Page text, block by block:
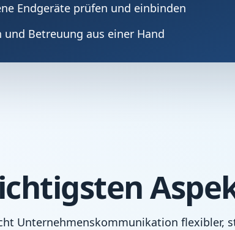
Endgeräte prüfen und einbinden
Betreuung aus einer Hand
Unternehmenskommunikation